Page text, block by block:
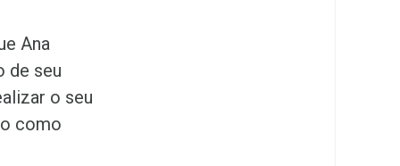
Ana
de seu
o seu
como